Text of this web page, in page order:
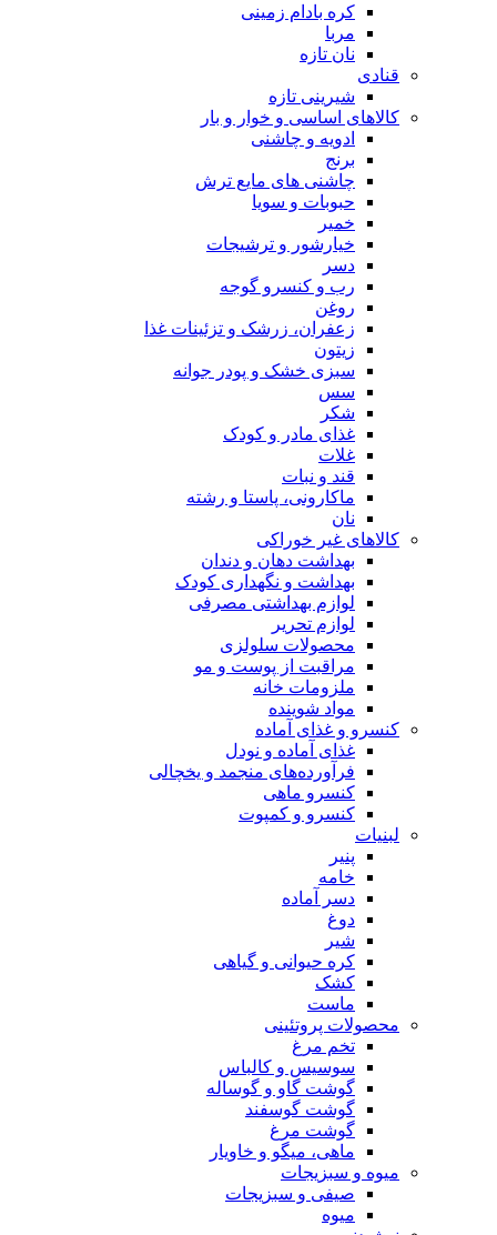
کره بادام زمینی
مربا
نان تازه
قنادی
شیرینی تازه
کالاهای اساسی و خوار و بار
ادویه و چاشنی
برنج
چاشنی های مایع ترش
حبوبات و سویا
خمیر
خیارشور و ترشیجات
دسر
رب و کنسرو گوجه
روغن
زعفران، زرشک و تزئینات غذا
زیتون
سبزی خشک و پودر جوانه
سس
شکر
غذای مادر و کودک
غلات
قند و نبات
ماکارونی، پاستا و رشته
نان
کالاهای غیر خوراکی
بهداشت دهان و دندان
بهداشت و نگهداری کودک
لوازم بهداشتی مصرفی
لوازم تحریر
محصولات سلولزی
مراقبت از پوست و مو
ملزومات خانه
مواد شوینده
کنسرو و غذای آماده
غذای آماده و نودل
فرآورده‌های منجمد و یخچالی
کنسرو ماهی
کنسرو و کمپوت
لبنیات
پنیر
خامه
دسر آماده
دوغ
شیر
کره حیوانی و گیاهی
کشک
ماست
محصولات پروتئینی
تخم مرغ
سوسیس و کالباس
گوشت گاو و گوساله
گوشت گوسفند
گوشت مرغ
ماهی، میگو و خاویار
میوه و سبزیجات
صیفی و سبزیجات
میوه